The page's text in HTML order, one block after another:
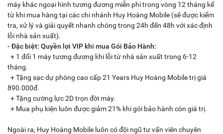
máy khác ngoại hình tương đương miễn phí trong vòng 12 tháng kể
từ khi mua hàng tại các chi nhánh Huy Hoàng Mobile (sẽ được kiểm
tra, xử lý và giải quyết nhanh chóng trong 24h đến 48h với xác định
lỗi nhà sản xuất).
- Đặc biệt: Quyền lợi VIP khi mua Gói Bảo Hành:
+ 1 đổi 1 máy tương đương khi lỗi từ nhà sản xuất trong 6-12
tháng.
+ Tặng sạc dự phòng cao cấp 21 Years Huy Hoàng Mobile trị giá
890.000đ.
+ Tặng cường lực 2D trọn đời máy.
+ Mua phụ kiện luôn được giảm 21% khi gói bảo hành còn giá trị.
Ngoài ra, Huy Hoàng Mobile luôn có đội ngũ tư vấn viên chuyên